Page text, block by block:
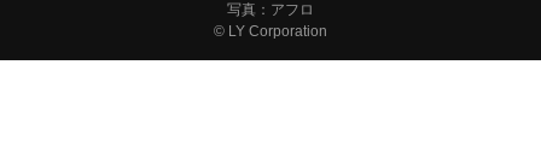
写真：アフロ
© LY Corporation